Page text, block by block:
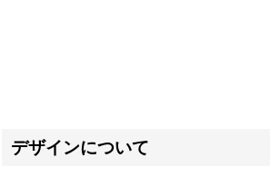
デザインについて